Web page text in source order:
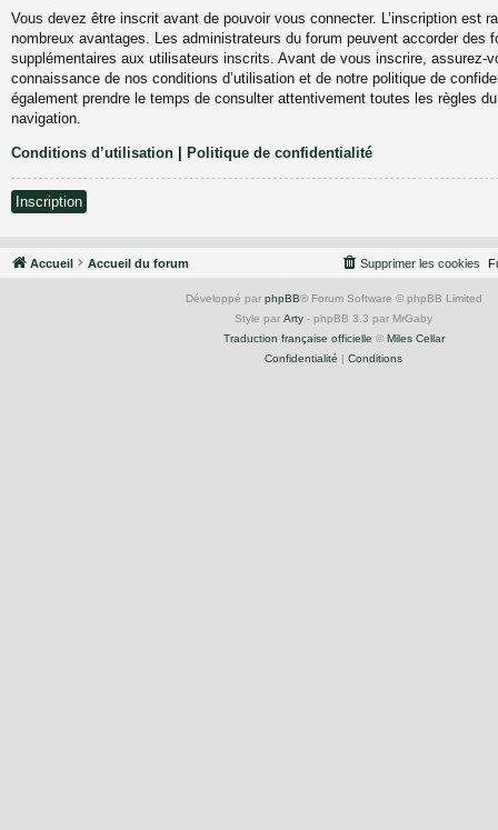
Vous devez être inscrit avant de pouvoir vous connecter. L’inscription est
nombreux avantages. Les administrateurs du forum peuvent accorder des
supplémentaires aux utilisateurs inscrits. Avant de vous inscrire, assurez-
connaissance de nos conditions d’utilisation et de notre politique de
également prendre le temps de consulter attentivement toutes les règles
navigation.
Conditions d’utilisation | Politique de confidentialité
Inscription
Accueil Accueil du forum Supprimer les cookies
Développé par phpBB® Forum Software © phpBB Limited
Style par Arty - phpBB 3.3 par MrGaby
Traduction française officielle © Miles Cellar
Confidentialité | Conditions